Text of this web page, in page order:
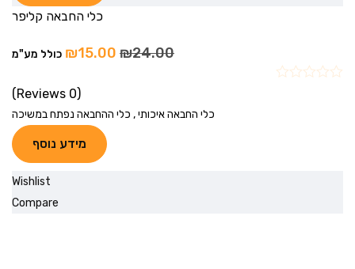
כלי החבאה קליפר
₪24.00
₪15.00 כולל מע"מ
(0 Reviews)
כלי החבאה איכותי , כלי ההחבאה נפתח במשיכה
מידע נוסף
Wishlist
Compare